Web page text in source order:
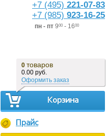
+7 (495) 221-07-83
+7 (985) 923-16-25
пн - пт 900 - 1600
Прайс
0 товаров
0.00 руб.
Оформить заказ
Корзина